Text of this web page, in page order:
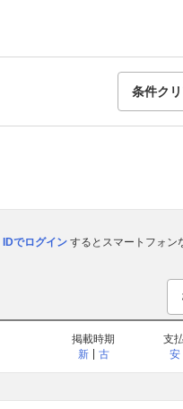
条件ク
でログインするとスマートフォン
掲載時期
新
古
支
安